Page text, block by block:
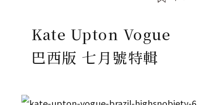
Kate Upton Vogue
巴西版 七月號特輯